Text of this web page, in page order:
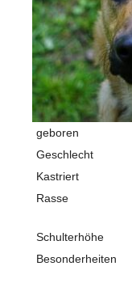
geboren
Geschlecht
Kastriert
Rasse
Schulterhöhe
Besonderheiten